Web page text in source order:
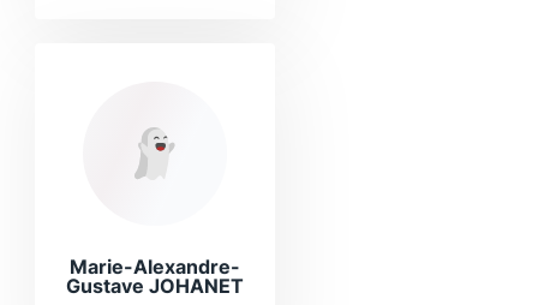
Marie-Alexandre-
Gustave JOHANET